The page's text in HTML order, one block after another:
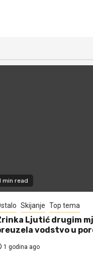
min read
Skijanje Top tema
Ljutić drugim
vodstvo u
1 godina ago